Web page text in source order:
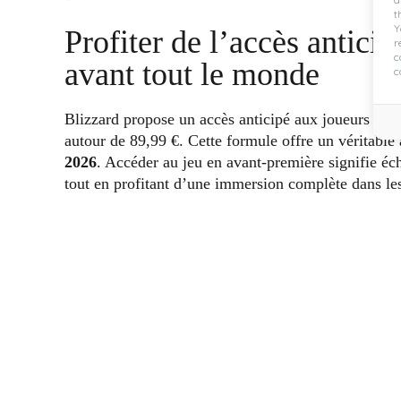
Profiter de l’accès
avant tout le monde
Blizzard propose un accès anticipé aux joueurs
autour de 89,99 €. Cette formule offre un véritable
2026. Accéder au jeu en avant-première signifie
tout en profitant d’une immersion complète dans